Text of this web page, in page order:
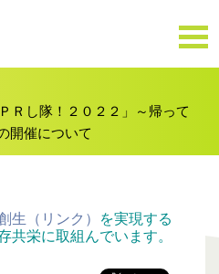
Ｒし隊！２０２２」～帰って
開催について
生（リンク）
を実現する
共栄に取組んでいます。